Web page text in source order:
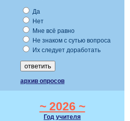
Да
Нет
Мне всё равно
Не знаком с сутью вопроса
Их следует доработать
архив опросов
~ 2026 ~
Год учителя